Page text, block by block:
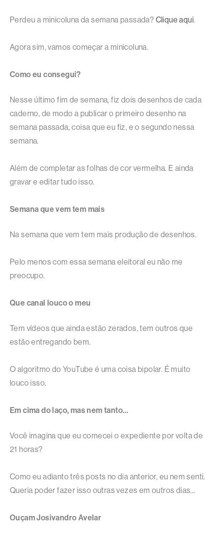
Perdeu a minicoluna da semana passada? Clique aqui.
Agora sim, vamos começar a minicoluna.
Como eu consegui?
Nesse último fim de semana, fiz dois desenhos de cada
caderno, de modo a publicar o primeiro desenho na
semana passada, coisa que eu fiz, e o segundo nessa
semana.
Além de completar as folhas de cor vermelha. E ainda
gravar e editar tudo isso.
Semana que vem tem mais
Na semana que vem tem mais produção de desenhos.
Pelo menos com essa semana eleitoral eu não me
preocupo.
Que canal louco o meu
Tem vídeos que ainda estão zerados, tem outros que
estão entregando bem.
O algoritmo do YouTube é uma coisa bipolar. É muito
louco isso.
Em cima do laço, mas nem tanto…
Você imagina que eu comecei o expediente por volta de
21 horas?
Como eu adianto três posts no dia anterior, eu nem senti.
Queria poder fazer isso outras vezes em outros dias…
Ouçam Josivandro Avelar